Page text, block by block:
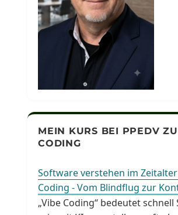
MEIN KURS BEI PPEDV
CODING
Software verstehen im
Coding - Vom Blindflug zur
„Vibe Coding“ bedeutet